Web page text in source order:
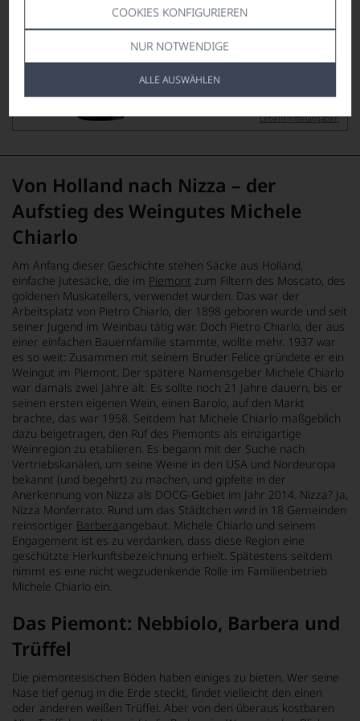
COOKIES KONFIGURIEREN
NUR NOTWENDIGE
ALLE AUSWÄHLEN
pro Flasche (0.75l), € 220,00/L
Lebensmittel­angaben
Von Holland nach Nizza – der
Aufstieg des Weingutes Michele
Chiarlo
Am Anfang dieser Geschichte stehen Säcke aus Holland,
einfache Jutesäcke, die im Piemont zum Filtern des Moscato, des
goldenen Muskatellers, verwendet wurden. Das war der
Arbeitsplatz von Pietro Chiarlo, der 1898 geboren wurde und seit
seiner Jugend im Weinbau tätig war. Doch Pietro Chiarlo, der aus
einer einfachen Bauernfamilie stammte, wollte mehr. 1937 war
es so weit: Zusammen mit seinem Bruder Felice gründete er ein
Weingut im Piemont. Der spätere Namensgeber Michele Chiarlo
war damals zwei Jahre alt. Es sollte noch 21 Jahre dauern, bis er
seinen ersten eigenen Wein, einen Barolo, auf den Markt
brachte, das war 1958. Seitdem hat Michele Chiarlo maßgeblich
dazu beigetragen, den Ruf des Piemonts als einzigartige
Weinregion zu etablieren. Es begann mit der Suche nach
Vertriebskanälen, um seine Weine in den USA und Nordeuropa
bekannt (und begehrt) zu machen, und gipfelte in der
Anerkennung von Nizza als DOCG-Gebiet im Jahr 2014. Nizza? Ja,
Nizza Monferrato. Rund um das Städtchen wird in 18 Gemeinden
reinsortiger Barberaangebaut. Michele Chiarlo und seinem
Engagement ist es zu verdanken, dass diese Region eine
geschützte Herkunftsbezeichnung erhielt. Spätestens seitdem
nimmt es eine nicht wegzudenkende Rolle im Familienbetrieb
Michele Chiarlo ein.
Das Piemont: Nebbiolo, Barbera und
Trüffel
Die piemontesischen Böden haben einiges zu bieten. Wer seine
Nase tief genug in die Erde steckt, findet vielleicht den einen
oder anderen weißen Trüffel. Aber von den überaus kostbaren